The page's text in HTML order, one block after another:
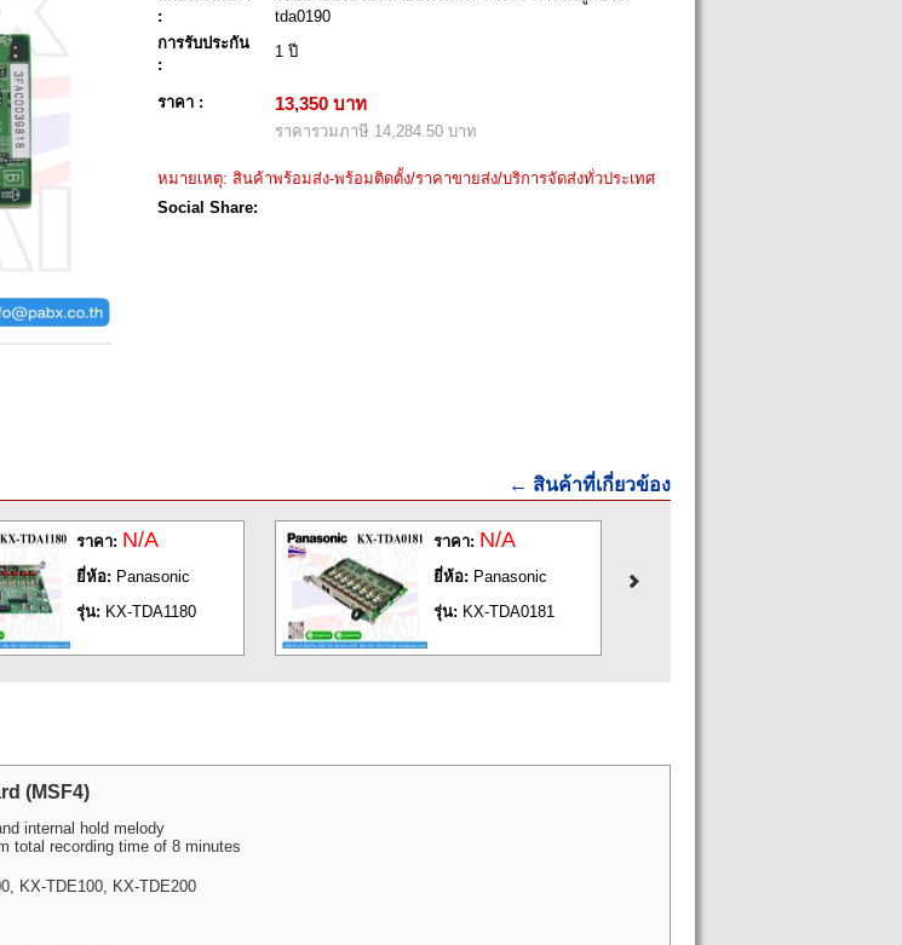
:
tda0190
การรับประกัน
:
1 ปี
ราคา : 13,350 บาท
ราคารวมภาษี 14,284.50 บาท
หมายเหตุ: สินค้าพร้อมส่ง-พร้อมติดตั้ง/ราคาขายส่ง/บริการจัดส่งทั่วประเทศ
Social Share:
← สินค้าที่เกี่ยวข้อง
ราคา: N/A
ยี่ห้อ: Panasonic
รุ่น: KX-TDA1180
ราคา: N/A
ยี่ห้อ: Panasonic
รุ่น: KX-TDA0181
(MSF4)
internal hold melody
total recording time of 8 minutes
KX-TDE100, KX-TDE200